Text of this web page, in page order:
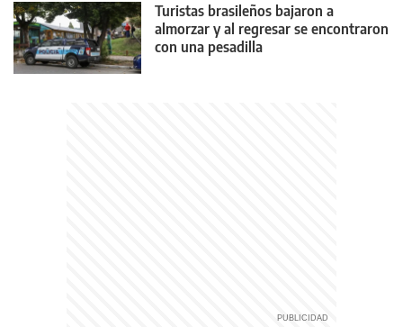
Turistas brasileños bajaron a
almorzar y al regresar se encontraron
con una pesadilla